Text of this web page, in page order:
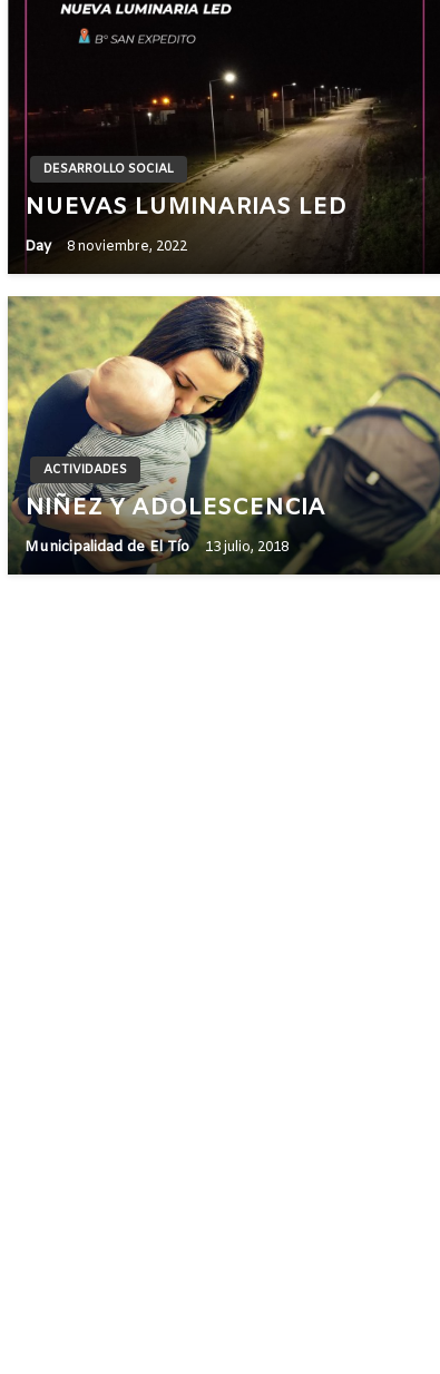
DESARROLLO SOCIAL
NUEVAS LUMINARIAS LED
Day 8 noviembre, 2022
ACTIVIDADES
NIÑEZ Y ADOLESCENCIA
Municipalidad de El Tío 13 julio, 2018